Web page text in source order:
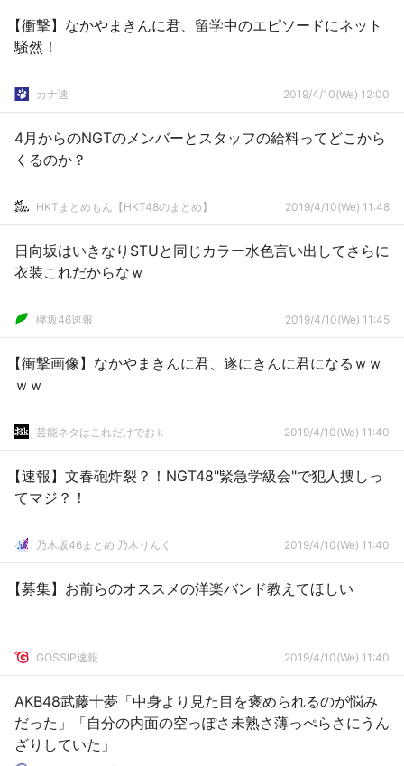
【衝撃】なかやまきんに君、留学中のエピソードにネット
騒然！
カナ速 2019/4/10(We) 12:00
4月からのNGTのメンバーとスタッフの給料ってどこから
くるのか？
HKTまとめもん【HKT48のまとめ】 2019/4/10(We) 11:48
日向坂はいきなりSTUと同じカラー水色言い出してさらに
衣装これだからなｗ
欅坂46速報 2019/4/10(We) 11:45
【衝撃画像】なかやまきんに君、遂にきんに君になるｗｗ
ｗｗ
芸能ネタはこれだけでおｋ 2019/4/10(We) 11:40
【速報】文春砲炸裂？！NGT48"緊急学級会"で犯人捜しっ
てマジ？！
乃木坂46まとめ 乃木りんく 2019/4/10(We) 11:40
【募集】お前らのオススメの洋楽バンド教えてほしい
GOSSIP速報 2019/4/10(We) 11:40
AKB48武藤十夢「中身より見た目を褒められるのが悩み
だった」「自分の内面の空っぽさ未熟さ薄っぺらさにうん
ざりしていた」